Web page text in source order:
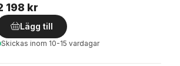
198 kr
Lägg till
Skickas inom 10-15 vardagar